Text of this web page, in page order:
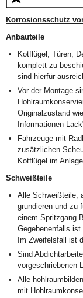
Korrosionsschutz
Anbauteile
Kotflügel, Türen,
komplett zu
sind hierfür
Vor der Montage
Originalzustand
Informationen
Fahrzeuge mit
zusätzlichen
Kotflügel im
Schweißteile
Alle Schweißteile,
grundieren und zu
einem Spritzgang
Gegebenenfalls
Im Zweifelsfall ist
Sind
vorgeschriebenen
Alle
mit